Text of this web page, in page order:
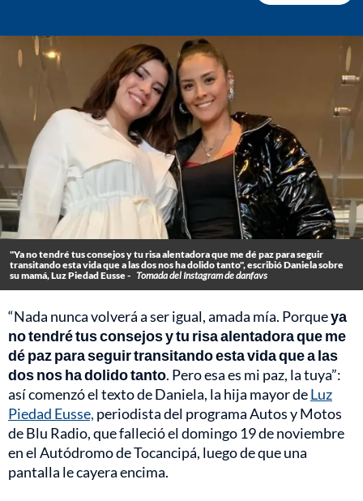
"Ya no tendré tus consejos y tu risa alentadora que me dé paz para seguir
transitando esta vida que a las dos nos ha dolido tanto", escribió Daniela sobre
su mamá, Luz Piedad Eusse - Tomada del Instagram de danfavs
“Nada nunca volverá a ser igual, amada mía. Porqueya
no tendré tus consejos y tu risa alentadora que me
dé paz para seguir transitando esta vida que a las
dos nos ha dolido tanto. Pero esa es mi paz, la tuya”:
así comenzó el texto de Daniela, la hija mayor deLuz
Piedad Eusse, periodista del programa Autos y Motos
de Blu Radio, que falleció el domingo 19 de noviembre
en el Autódromo de Tocancipá, luego de que una
pantalla le cayera encima.